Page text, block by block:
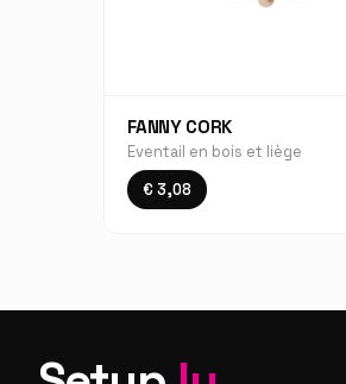
FANNY CORK
Eventail en bois et liège
€ 3,08